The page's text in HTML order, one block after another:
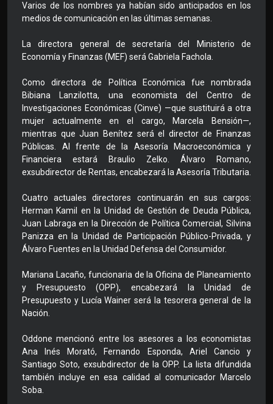
Varios de los nombres ya habían sido anticipados en los
medios de comunicación en las últimas semanas.
La directora general de secretaría del Ministerio de
Economía y Finanzas (MEF) será Gabriela Fachola.
Como directora de Política Económica fue nombrada
Bibiana Lanzilotta, una economista del Centro de
Investigaciones Económicas (Cinve) —que sustituirá a otra
mujer actualmente en el cargo, Marcela Bensión—,
mientras que Juan Benítez será el director de Finanzas
Públicas. Al frente de la Asesoría Macroeconómica y
Financiera estará Braulio Zelko. Álvaro Romano,
exsubdirector de Rentas, encabezará la Asesoría Tributaria.
Cuatro actuales directores continuarán en sus cargos:
Herman Kamil en la Unidad de Gestión de Deuda Pública,
Juan Labraga en la Dirección de Política Comercial, Silvina
Panizza en la Unidad de Participación Público-Privada, y
Álvaro Fuentes en la Unidad Defensa del Consumidor.
Mariana Lacaño, funcionaria de la Oficina de Planeamiento
y Presupuesto (OPP), encabezará la Unidad de
Presupuesto y Lucía Wainer será la tesorera general de la
Nación.
Oddone mencionó entre los asesores a los economistas
Ana Inés Morató, Fernando Esponda, Ariel Cancio y
Santiago Soto, exsubdirector de la OPP. La lista difundida
también incluye en esa calidad al comunicador Marcelo
Soba.